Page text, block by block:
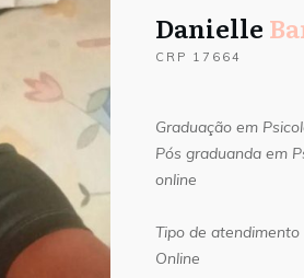
Danielle
CRP 17664
Graduação em
Pós graduanda em
online
Tipo de atendimento
Online